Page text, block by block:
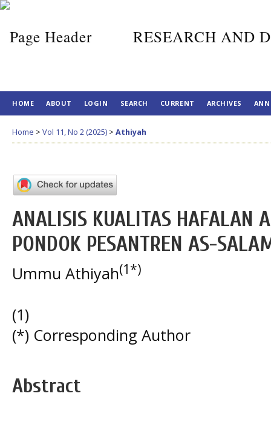
RESEARCH AND
HOME ABOUT LOGIN SEARCH CURRENT ARCHIVES
Home > Vol 11, No 2 (2025) > Athiyah
ANALISIS KUALITAS HAFALAN
PONDOK PESANTREN AS-
Ummu Athiyah(1*)
(1)
(*) Corresponding Author
Abstract